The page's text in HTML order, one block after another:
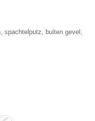
spachtelputz, buiten gevel,